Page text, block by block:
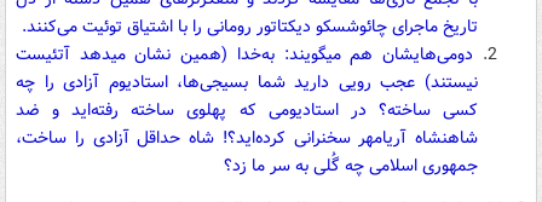
تاریخ ماجرای چائوشسکو دیکتاتور رومانی را با اشتیاق توئیت می‌کنند.
دومی‌هایشان هم میگویند: به‌خدا (همین نشان میدهد آتئیست
نیستند) عجب رویی دارید شما بسیجی‌ها، استادیوم آزادی را چه
کسی ساخته؟ در استادیومی که پهلوی ساخته رفته‌اید و ضد
شاهنشاه آریامهر سخنرانی کرده‌اید؟! شاه حداقل آزادی را ساخت،
جمهوری اسلامی چه گُلی به سر ما زد؟